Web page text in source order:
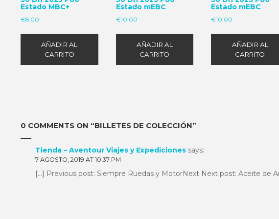
Estado MBC+
€8.00
AÑADIR AL
CARRITO
Estado mEBC
€10.00
AÑADIR AL
CARRITO
Estado mEBC
€10.00
AÑADIR AL
CARRITO
0 COMMENTS ON “BILLETES DE COLECCIÓN”
Tienda – Aventour Viajes y Expediciones says:
7 AGOSTO, 2019 AT 10:37 PM
[…] Previous post: Siempre Ruedas y MotorNext Next post: Aceite de